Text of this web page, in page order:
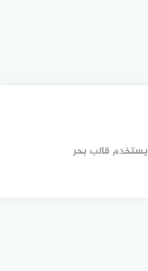
يستخدم قالب بحر